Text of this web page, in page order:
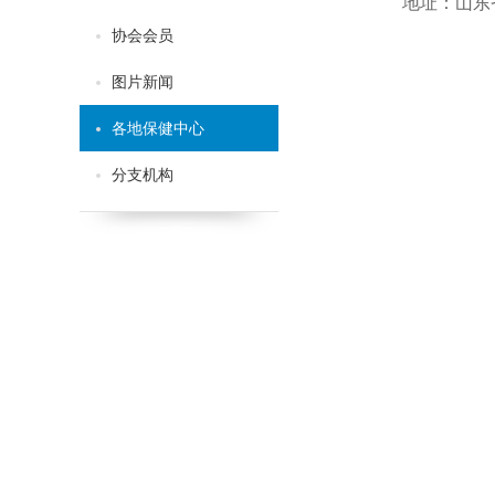
协会会员
图片新闻
各地保健中心
分支机构